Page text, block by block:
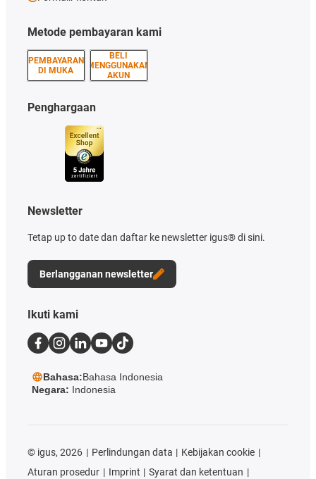
Metode pembayaran kami
PEMBAYARAN
DI MUKA
BELI
MENGGUNAKAN
AKUN
Penghargaan
Newsletter
Tetap up to date dan daftar ke newsletter igus® di sini.
Berlangganan newsletter
Ikuti kami
Bahasa:Bahasa Indonesia
Negara: Indonesia
© igus, 2026 Perlindungan data
Kebijakan cookie
Aturan prosedur
Imprint
Syarat dan ketentuan